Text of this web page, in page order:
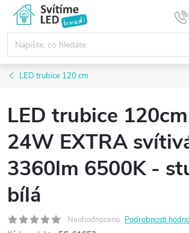
obsah
LED trubice 120 cm
LED trubice
24W EXTRA
3360lm 6500K -
bílá
Neohodnoceno Podrobnosti